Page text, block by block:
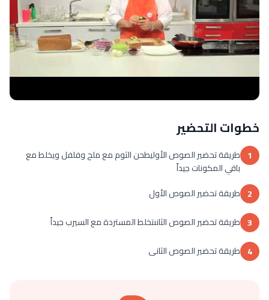
خطوات التحضير
1 طريقة تحضير الصوص الأوليطحن الثوم مع ملح وفلفل ويخلط مع
باقي المكونات جيداً
2 طريقة تحضير الصوص الأول
3 طريقة تحضير الصوص الثانىتخلط المستردة مع السيرب جيداً
4 طريقة تحضير الصوص الثانى